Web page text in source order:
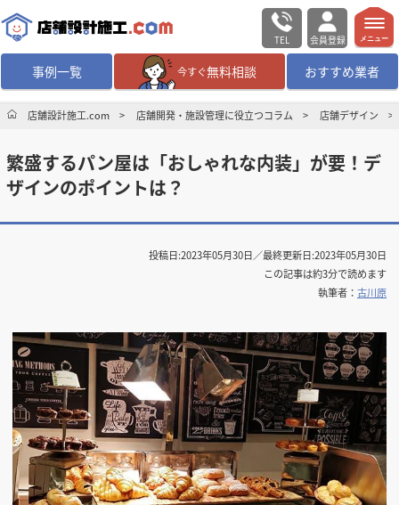
TEL 会員登録
事例一覧 今すぐ無料相談 おすすめ業者
無料相談 ログイン／会員登録
デザイン設計・施工業者を探す
内装の費用相場シミュレーター
掲載希望のデザイン設計・施工会社様へ
店舗開業・改装をご検討中の方へ
メニュー
店舗設計施工.com 店舗開発・施設管理に役立つコラム 店舗デザイン
繁盛するパン屋は「おしゃれな内装」が要！デ
ザインのポイントは？
投稿日:2023年05月30日／最終更新日:2023年05月30日
この記事は約3分で読めます
執筆者： 古川原